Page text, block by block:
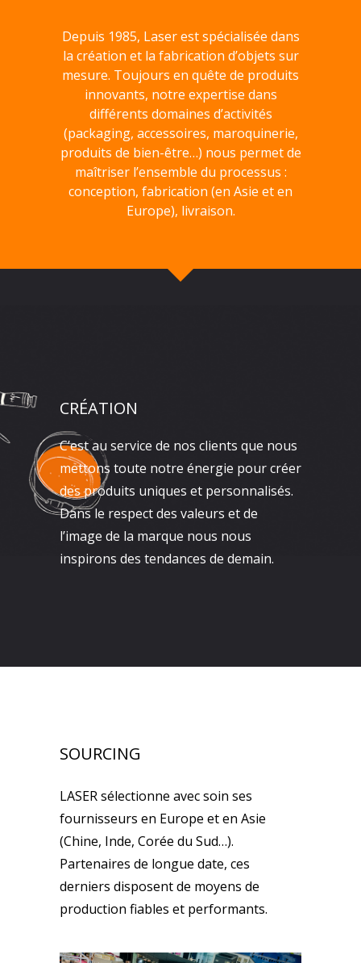
Depuis 1985, Laser est spécialisée dans
la création et la fabrication d’objets sur
mesure. Toujours en quête de produits
innovants, notre expertise dans
différents domaines d’activités
(packaging, accessoires, maroquinerie,
produits de bien-être…) nous permet de
maîtriser l’ensemble du processus :
conception, fabrication (en Asie et en
Europe), livraison.
CRÉATION
C’est au service de nos clients que nous
mettons toute notre énergie pour créer
des produits uniques et personnalisés.
Dans le respect des valeurs et de
l’image de la marque nous nous
inspirons des tendances de demain.
SOURCING
LASER sélectionne avec soin ses
fournisseurs en Europe et en Asie
(Chine, Inde, Corée du Sud…).
Partenaires de longue date, ces
derniers disposent de moyens de
production fiables et performants.